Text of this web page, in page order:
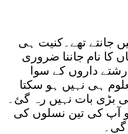
جانتے تھے۔کنیت ہی
کا نام جاننا ضروری
رشتے داروں کے سوا
ہی نہیں ہو سکتا
بڑی بات نہیں رہ گئ۔
آپ کی تین نسلوں کی